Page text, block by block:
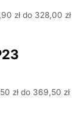
zł do 328,00 zł
zł do 369,50 zł